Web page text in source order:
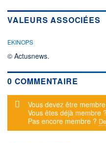
VALEURS ASSOCIÉES
EKINOPS
© Actusnews.
0 COMMENTAIRE
Message d'alerte
Vous devez être
Vous êtes déjà membre ?
Pas encore membre ?